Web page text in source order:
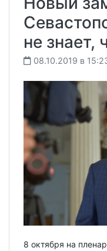
не знает,
08.10.2019 в
8 октября на